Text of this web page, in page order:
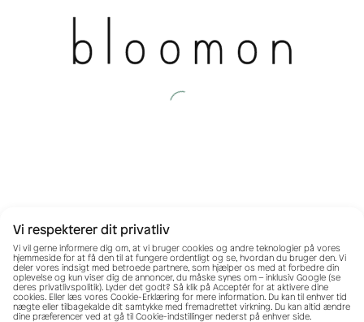
Vi respekterer dit privatliv
Vi vil gerne informere dig om, at vi bruger cookies og andre teknologier på vores
hjemmeside for at få den til at fungere ordentligt og se, hvordan du bruger den. Vi
deler vores indsigt med betroede partnere, som hjælper os med at forbedre din
oplevelse og kun viser dig de annoncer, du måske synes om – inklusiv Google (se
deres privatlivspolitik). Lyder det godt? Så klik på Acceptér for at aktivere dine
cookies. Eller læs vores Cookie-Erklæring for mere information. Du kan til enhver tid
nægte eller tilbagekalde dit samtykke med fremadrettet virkning. Du kan altid ændre
dine præferencer ved at gå til Cookie-indstillinger nederst på enhver side.